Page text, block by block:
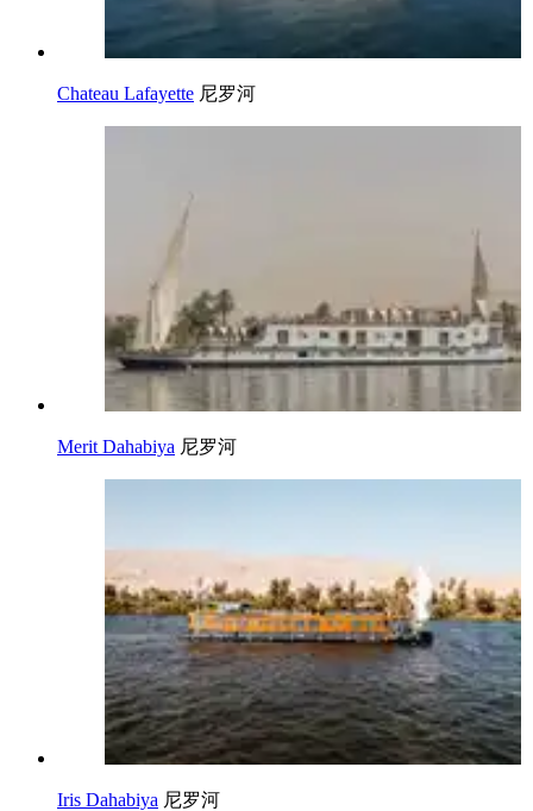
Chateau Lafayette 尼罗河
Merit Dahabiya 尼罗河
Iris Dahabiya 尼罗河